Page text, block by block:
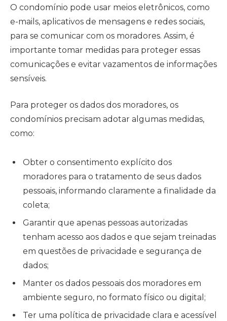
O condomínio pode usar meios eletrônicos, como
e-mails, aplicativos de mensagens e redes sociais,
para se comunicar com os moradores. Assim, é
importante tomar medidas para proteger essas
comunicações e evitar vazamentos de informações
sensíveis.
Para proteger os dados dos moradores, os
condomínios precisam adotar algumas medidas,
como:
Obter o consentimento explícito dos
moradores para o tratamento de seus dados
pessoais, informando claramente a finalidade da
coleta;
Garantir que apenas pessoas autorizadas
tenham acesso aos dados e que sejam treinadas
em questões de privacidade e segurança de
dados;
Manter os dados pessoais dos moradores em
ambiente seguro, no formato físico ou digital;
Ter uma política de privacidade clara e acessível